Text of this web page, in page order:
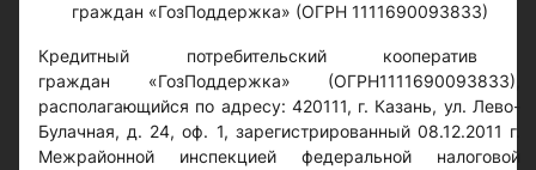
граждан «ГозПоддержка» (ОГРН 1111690093833)
Кредитный потребительский кооператив
граждан «ГозПоддержка» (ОГРН1111690093833),
располагающийся по адресу: 420111, г. Казань, ул. Лево-
Булачная, д. 24, оф. 1, зарегистрированный 08.12.2011 г.
Межрайонной инспекцией федеральной налоговой